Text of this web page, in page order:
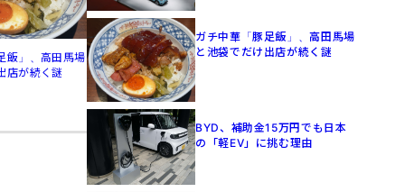
飯」、高田馬場
店が続く謎
ガチ中華「豚足飯」、高田馬場
と池袋でだけ出店が続く謎
BYD、補助金15万円でも日本
の「軽EV」に挑む理由